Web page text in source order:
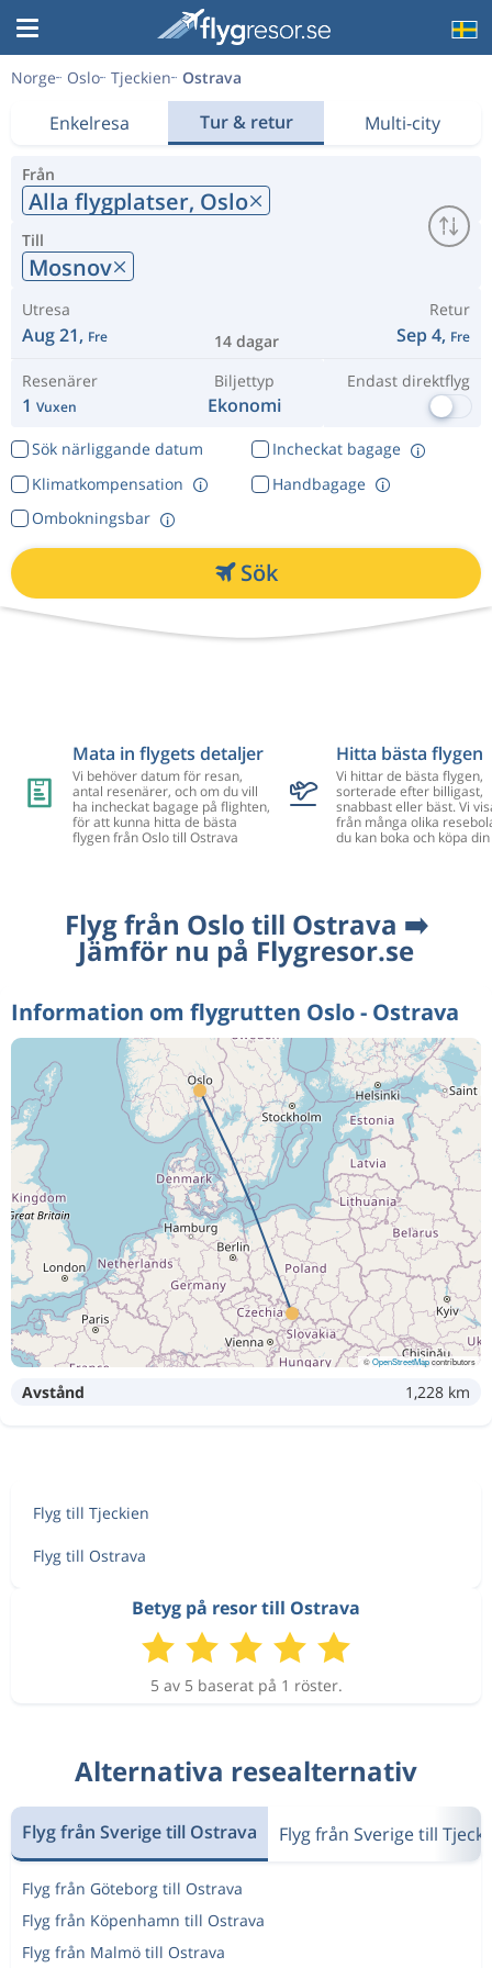
Norge Oslo Tjeckien Ostrava
Enkelresa Tur & retur Multi-city
Från
Alla flygplatser, Oslo
Till
Mosnov
Utresa
Aug 21, Fre 14 dagar
Retur
Sep 4, Fre
Resenärer
1 Vuxen
Biljettyp
Ekonomi
Endast direktflyg
Sök närliggande datum
Incheckat bagage
Klimatkompensation
Ombokningsbar
Handbagage
Sök
Mata in flygets detaljer
Vi behöver datum för resan,
antal resenärer, och om du vill
ha incheckat bagage på flighten,
för att kunna hitta de bästa
flygen från Oslo till Ostrava
Hitta bästa flygen
Vi hittar de bästa flygen,
sorterade efter billigast,
snabbast eller bäst. Vi
från många olika
du kan boka och köpa
Flyg från Oslo till Ostrava ➡️
Jämför nu på Flygresor.se
Information om flygrutten Oslo - Ostrava
©OpenStreetMapcontributors
Avstånd 1,228 km
Flyg till Tjeckien
Flyg till Ostrava
Betyg på resor till Ostrava
5 av 5 baserat på 1 röster.
Alternativa resealternativ
Flyg från Sverige till Ostrava Flyg från Sverige till
Flyg från Göteborg till Ostrava
Flyg från Köpenhamn till Ostrava
Flyg från Malmö till Ostrava